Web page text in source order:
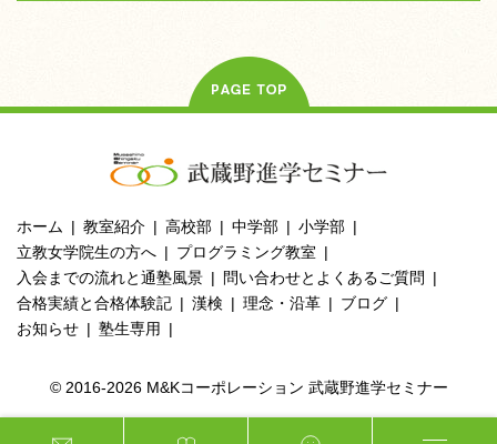
ホーム 教室紹介 高校部 中学部
小学部
立教女学院生の方へ
プログラミング教室
入会までの流れと通塾風景
問い合わせとよくあるご質問
合格実績と合格体験記
漢検 理念・沿革
ブログ
お知らせ
塾生専用
© 2016-2026 M&Kコーポレーション 武蔵野進学セミナー